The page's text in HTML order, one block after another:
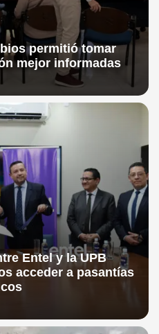
permitió tomar
mejor informadas
Entel y la UPB
acceder a pasantías